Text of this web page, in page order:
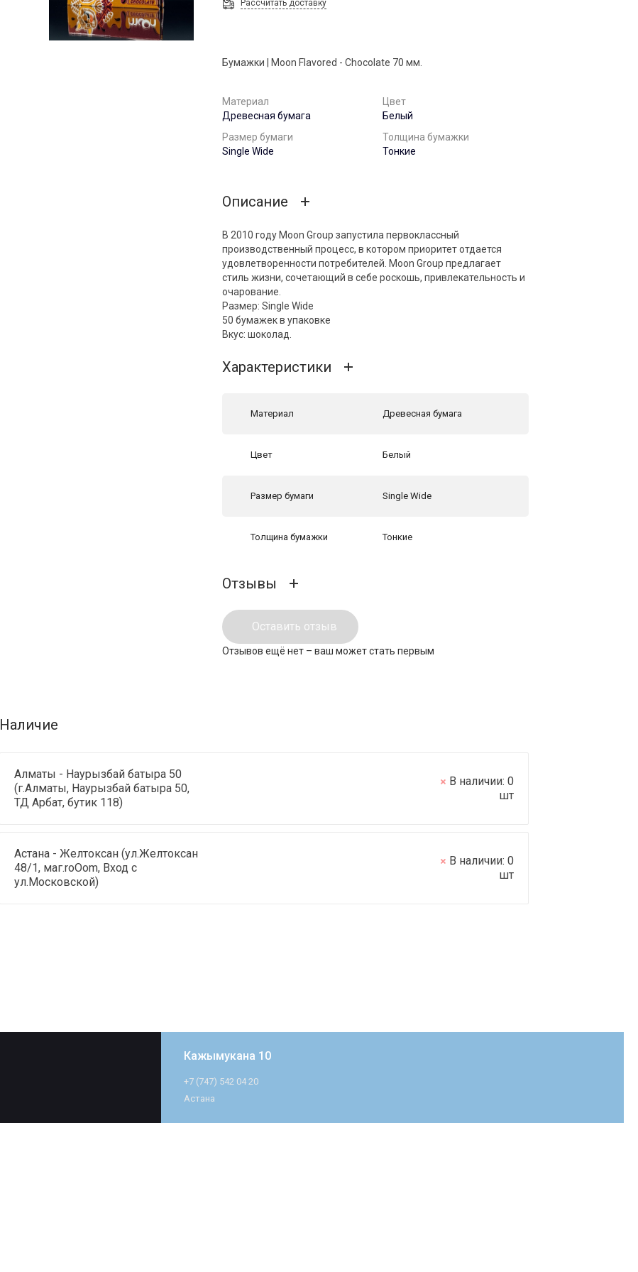
Рассчитать доставку
Бумажки | Moon Flavored - Chocolate 70 мм.
Материал
Древесная бумага
Цвет
Белый
Размер бумаги
Single Wide
Толщина бумажки
Тонкие
Описание
В 2010 году Moon Group запустила первоклассный
производственный процесс, в котором приоритет отдается
удовлетворенности потребителей. Moon Group предлагает
стиль жизни, сочетающий в себе роскошь, привлекательность и
очарование.
Размер: Single Wide
50 бумажек в упаковке
Вкус: шоколад.
Характеристики
Материал Древесная бумага
Цвет Белый
Размер бумаги Single Wide
Толщина бумажки Тонкие
Отзывы
Оставить отзыв
Отзывов ещё нет – ваш может стать первым
Наличие
Алматы - Наурызбай батыра 50
(г.Алматы, Наурызбай батыра 50,
ТД Арбат, бутик 118)
В наличии: 0
шт
Астана - Желтоксан (ул.Желтоксан
48/1, маг.roOom, Вход с
ул.Московской)
В наличии: 0
шт
Кажымукана 10
+7 (747) 542 04 20
Астана